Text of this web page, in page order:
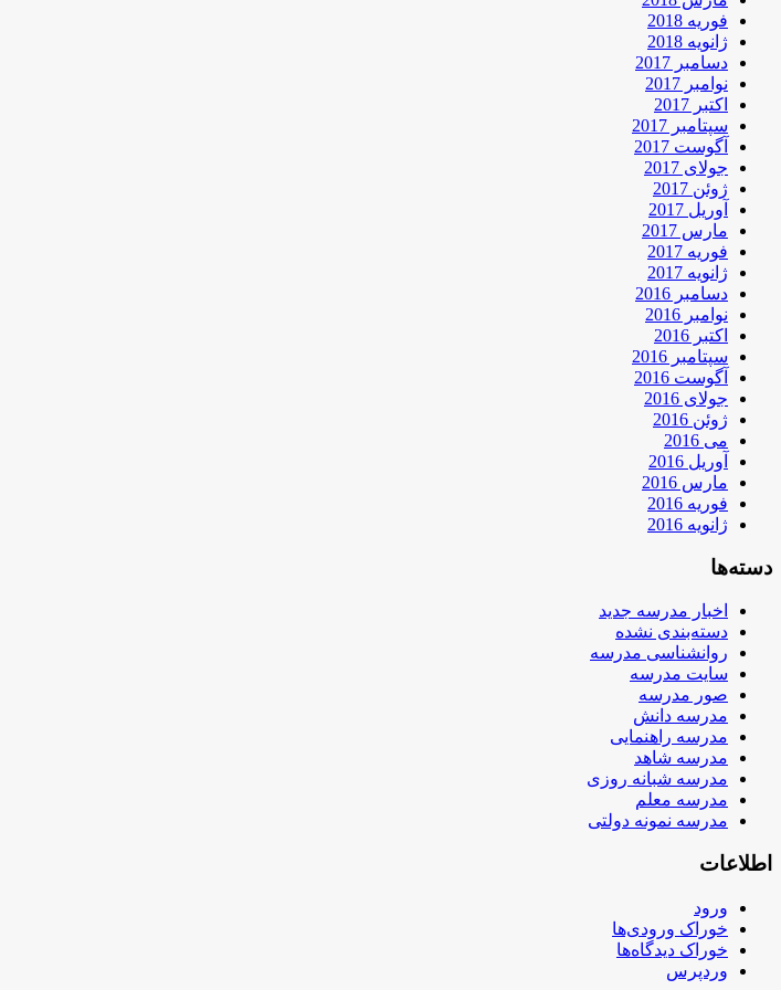
فوریه 2018
ژانویه 2018
دسامبر 2017
نوامبر 2017
اکتبر 2017
سپتامبر 2017
آگوست 2017
جولای 2017
ژوئن 2017
آوریل 2017
مارس 2017
فوریه 2017
ژانویه 2017
دسامبر 2016
نوامبر 2016
اکتبر 2016
سپتامبر 2016
آگوست 2016
جولای 2016
ژوئن 2016
می 2016
آوریل 2016
مارس 2016
فوریه 2016
ژانویه 2016
دسته‌ها
اخبار مدرسه جدید
دسته‌بندی نشده
روانشناسی مدرسه
سایت مدرسه
صور مدرسه
مدرسه دانش
مدرسه راهنمایی
مدرسه شاهد
مدرسه شبانه روزی
مدرسه معلم
مدرسه نمونه دولتی
اطلاعات
ورود
خوراک ورودی‌ها
خوراک دیدگاه‌ها
وردپرس